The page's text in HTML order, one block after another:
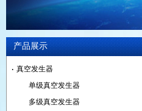
产品展示
真空发生器
单级真空发生器
多级真空发生器